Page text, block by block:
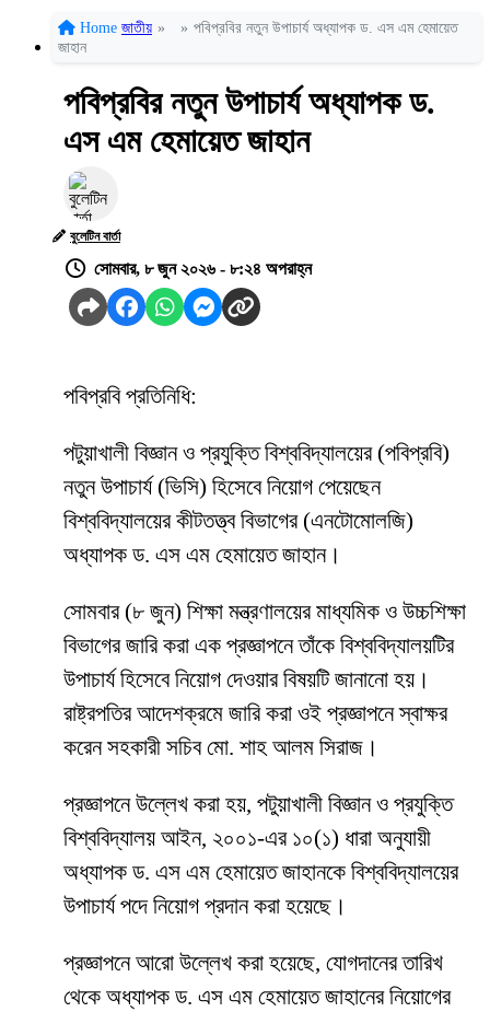
Home জাতীয় » » পবিপ্রবির নতুন উপাচার্য অধ্যাপক ড. এস এম হেমায়েত
জাহান
পবিপ্রবির নতুন উপাচার্য অধ্যাপক ড.
এস এম হেমায়েত জাহান
বুলেটিন বার্তা
সোমবার, ৮ জুন ২০২৬ - ৮:২৪ অপরাহ্ন
পবিপ্রবি প্রতিনিধি:
পটুয়াখালী বিজ্ঞান ও প্রযুক্তি বিশ্ববিদ্যালয়ের (পবিপ্রবি)
নতুন উপাচার্য (ভিসি) হিসেবে নিয়োগ পেয়েছেন
বিশ্ববিদ্যালয়ের কীটতত্ত্ব বিভাগের (এনটোমোলজি)
অধ্যাপক ড. এস এম হেমায়েত জাহান।
সোমবার (৮ জুন) শিক্ষা মন্ত্রণালয়ের মাধ্যমিক ও উচ্চশিক্ষা
বিভাগের জারি করা এক প্রজ্ঞাপনে তাঁকে বিশ্ববিদ্যালয়টির
উপাচার্য হিসেবে নিয়োগ দেওয়ার বিষয়টি জানানো হয়।
রাষ্ট্রপতির আদেশক্রমে জারি করা ওই প্রজ্ঞাপনে স্বাক্ষর
করেন সহকারী সচিব মো. শাহ আলম সিরাজ।
প্রজ্ঞাপনে উল্লেখ করা হয়, পটুয়াখালী বিজ্ঞান ও প্রযুক্তি
বিশ্ববিদ্যালয় আইন, ২০০১-এর ১০(১) ধারা অনুযায়ী
অধ্যাপক ড. এস এম হেমায়েত জাহানকে বিশ্ববিদ্যালয়ের
উপাচার্য পদে নিয়োগ প্রদান করা হয়েছে।
প্রজ্ঞাপনে আরো উল্লেখ করা হয়েছে, যোগদানের তারিখ
থেকে অধ্যাপক ড. এস এম হেমায়েত জাহানের নিয়োগের